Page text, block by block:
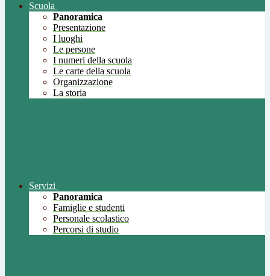
Scuola
Panoramica
Presentazione
I luoghi
Le persone
I numeri della scuola
Le carte della scuola
Organizzazione
La storia
Servizi
Panoramica
Famiglie e studenti
Personale scolastico
Percorsi di studio